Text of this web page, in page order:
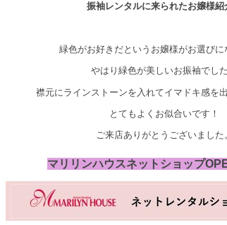
振袖レンタルに来られたお嬢様紹
緑色がお好きだというお嬢様がお選びに
やはり緑色が美しいお振袖でし
襟元にラインストーンを入れてイマドキ感を
とてもよくお似合いです！
ご来店ありがとうございました。
マリリンハウスネットショップ